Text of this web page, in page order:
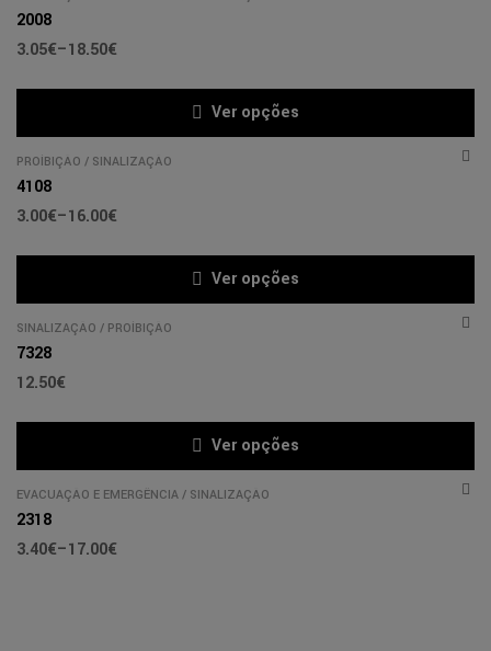
2008
3.05€–18.50€
Ver opções
PROÍBIÇÃO / SINALIZAÇÃO
4108
3.00€–16.00€
Ver opções
SINALIZAÇÃO / PROÍBIÇÃO
7328
12.50€
Ver opções
EVACUAÇÃO E EMERGÊNCIA / SINALIZAÇÃO
2318
3.40€–17.00€